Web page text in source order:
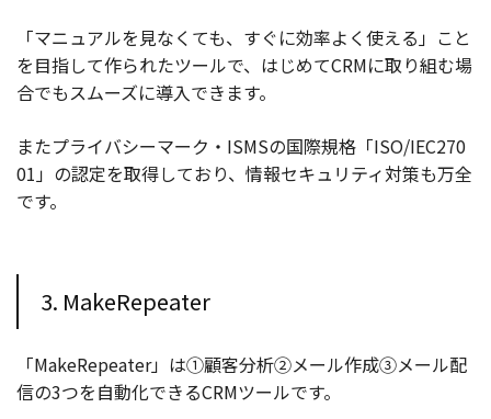
「マニュアルを見なくても、すぐに効率よく使える」こと
を目指して作られたツールで、はじめてCRMに取り組む場
合でもスムーズに導入できます。
またプライバシーマーク・ISMSの国際規格「ISO/IEC270
01」の認定を取得しており、情報セキュリティ対策も万全
です。
3. MakeRepeater
「MakeRepeater」は①顧客分析②メール作成③メール配
信の3つを自動化できるCRMツールです。